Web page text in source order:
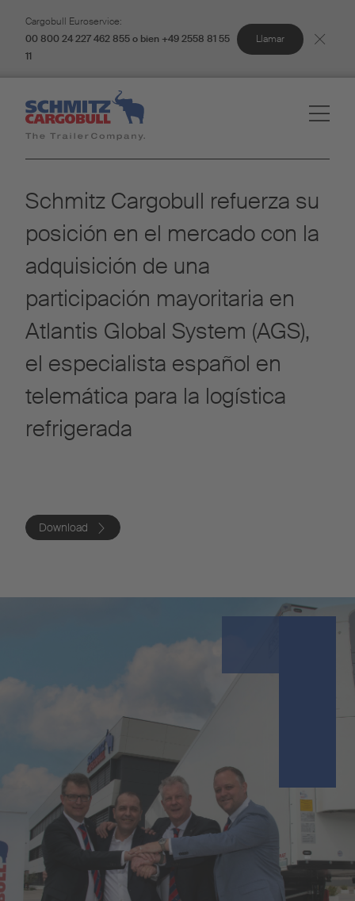
Cargobull Euroservice:
00 800 24 227 462 855 o bien +49 2558 81 55
11
Llamar
Schmitz Cargobull refuerza su
posición en el mercado con la
adquisición de una
participación mayoritaria en
Atlantis Global System (AGS),
el especialista español en
telemática para la logística
refrigerada
Download